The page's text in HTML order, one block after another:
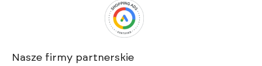
Nasze firmy partnerskie